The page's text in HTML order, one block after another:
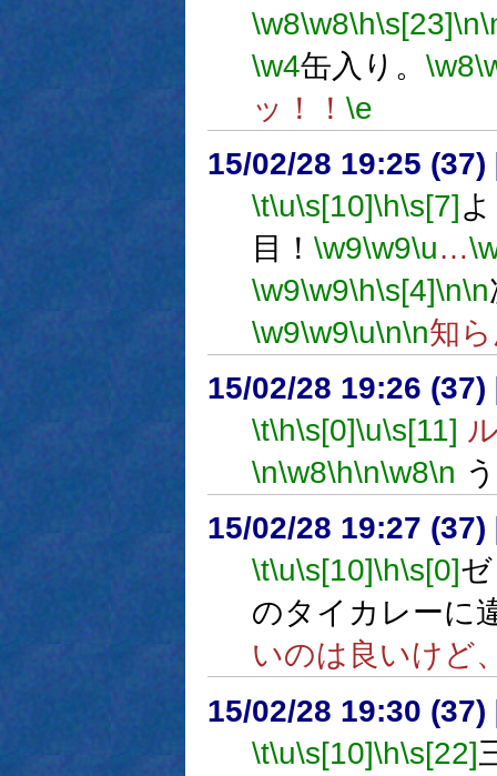
\w8\w8\h\s[23]\n
\w4缶入り。 \w8
ッ！！ \e
15/02/28 19:25 (37)
\t\u\s[10]\h\s[7]
目！ \w9\w9\u…
\w9\w9\h\s[4]\n\n
\w9\w9\u\n\n知
15/02/28 19:26 (37)
\t\h\s[0]\u\s[11]
\n\w8\h\n\w8\n
15/02/28 19:27 (37)
\t\u\s[10]\h\s[0]
のタイカレーに
いのは良いけど
15/02/28 19:30 (37)
\t\u\s[10]\h\s[22]